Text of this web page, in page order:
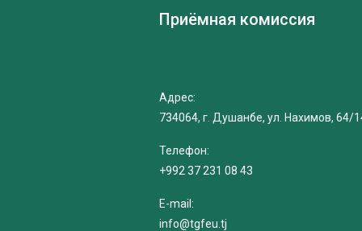
Приёмная комиссия
Адрес:
734064, г. Душанбе, ул. Нахимов, 64/
Телефон:
+992 37 231 08 43
E-mail:
info@tgfeu.tj